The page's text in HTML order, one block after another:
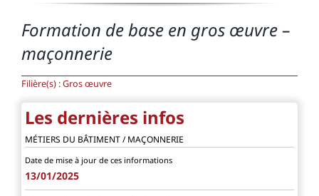
Secteurs
À propos de CALIF
Formation de base en gros œuvre –
maçonnerie
Filière(s) : Gros œuvre
Les dernières infos
MÉTIERS DU BÂTIMENT / MAÇONNERIE
Date de mise à jour de ces informations
13/01/2025